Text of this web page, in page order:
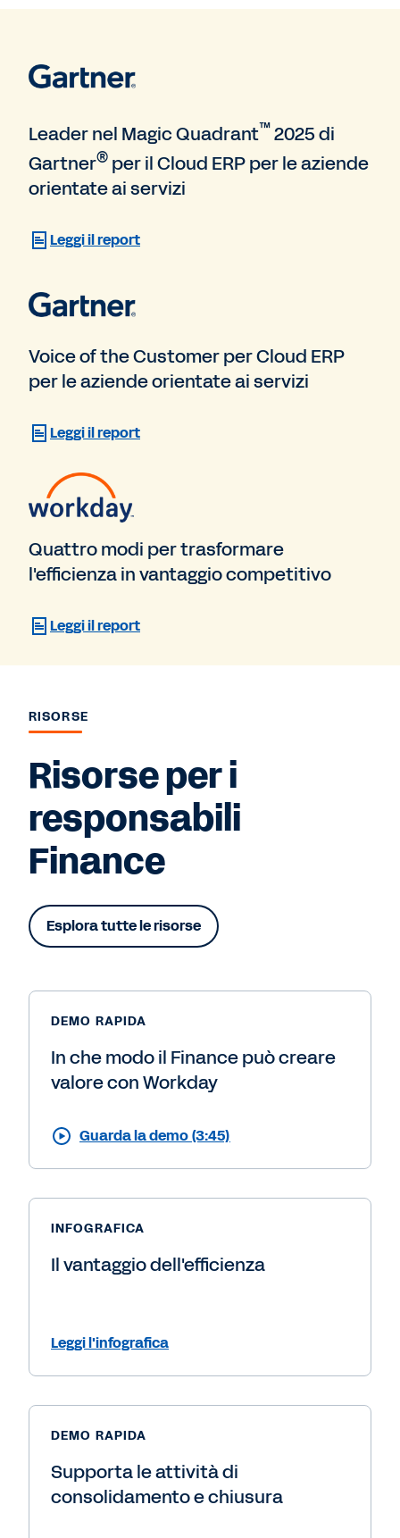
Leader nel Magic Quadrant™2025 di
Gartner® per il Cloud ERP per le aziende
orientate ai servizi
Leggi il report
Voice of the Customer per Cloud ERP
per le aziende orientate ai servizi
Leggi il report
Quattro modi per trasformare
l'efficienza in vantaggio competitivo
Leggi il report
RISORSE
Risorse per i
responsabili
Finance
Esplora tutte le risorse
DEMO RAPIDA
In che modo il Finance può creare
valore con Workday
Guarda la demo (3:45)
INFOGRAFICA
Il vantaggio dell'efficienza
Leggi l'infografica
DEMO RAPIDA
Supporta le attività di
consolidamento e chiusura